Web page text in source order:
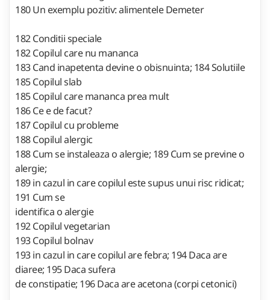
180 Un exemplu pozitiv: alimentele Demeter
182 Conditii speciale
182 Copilul care nu mananca
183 Cand inapetenta devine o obisnuinta; 184 Solutiile
185 Copilul slab
185 Copilul care mananca prea mult
186 Ce e de facut?
187 Copilul cu probleme
188 Copilul alergic
188 Cum se instaleaza o alergie; 189 Cum se previne o
alergie;
189 in cazul in care copilul este supus unui risc ridicat;
191 Cum se
identifica o alergie
192 Copilul vegetarian
193 Copilul bolnav
193 in cazul in care copilul are febra; 194 Daca are
diaree; 195 Daca sufera
de constipatie; 196 Daca are acetona (corpi cetonici)